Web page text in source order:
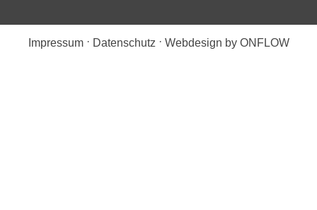
Impressum· Datenschutz · Webdesign by ONFLOW